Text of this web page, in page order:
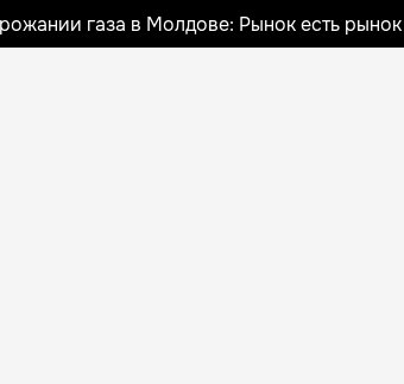
газа в Молдове: Рынок есть рынок